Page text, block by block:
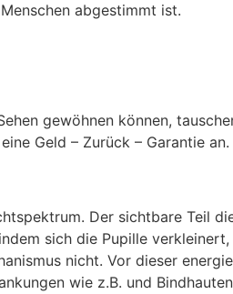
abgestimmt ist.
gewöhnen können,
Geld – Zurück – Garantie an.
Der sichtbare Teil
sich die Pupille
nicht. Vor dieser
wie z.B. und